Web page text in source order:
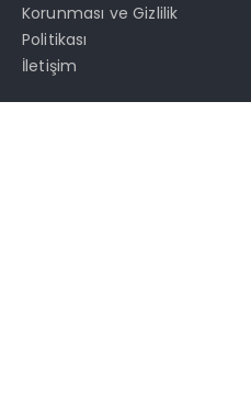
Korunması ve Gizlilik
Politikası
İletişim